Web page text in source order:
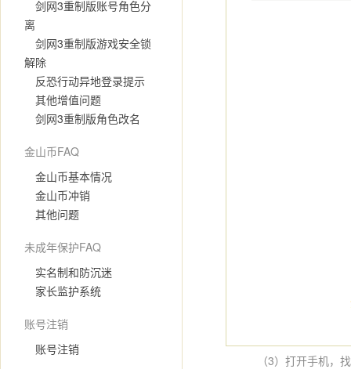
剑网3重制版账号角色分
离
剑网3重制版游戏安全锁
解除
反恐行动异地登录提示
其他增值问题
剑网3重制版角色改名
金山币FAQ
金山币基本情况
金山币冲销
其他问题
未成年保护FAQ
实名制和防沉迷
家长监护系统
账号注销
账号注销
（3）打开手机，找